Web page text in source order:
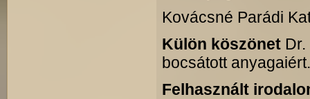
Kovácsné Parádi
Külön köszönet
bocsátott
Felhasznált